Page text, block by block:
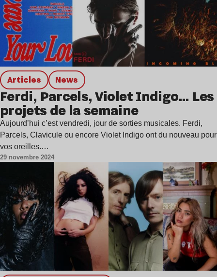
Articles news
Ferdi, Parcels, Violet Indigo… Les
projets de la semaine
Aujourd’hui c’est vendredi, jour de sorties musicales. Ferdi,
Parcels, Clavicule ou encore Violet Indigo ont du nouveau pour
vos oreilles.…
29 novembre 2024